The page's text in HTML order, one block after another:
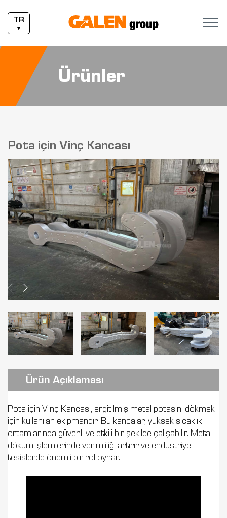
TR
▼
Ürünler
Pota için Vinç Kancası
Ürün Açıklaması
Pota için Vinç Kancası, ergitilmiş metal potasını dökmek
için kullanılan ekipmandır. Bu kancalar, yüksek sıcaklık
ortamlarında güvenli ve etkili bir şekilde çalışabilir. Metal
döküm işlemlerinde verimliliği artırır ve endüstriyel
tesislerde önemli bir rol oynar.